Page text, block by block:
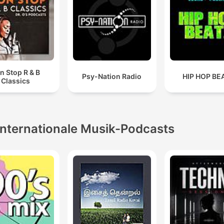
Stop R & B
Classics
Psy-Nation Radio HIP HOP
Musik-Podcasts